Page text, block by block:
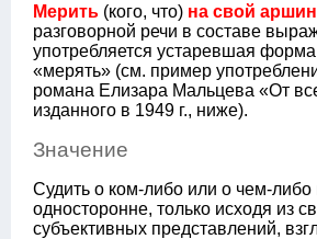
Мерить (кого, что) на свой
разговорной речи в составе
употребляется устаревшая форма
«мерять» (см. пример
романа Елизара Мальцева «От
изданного в 1949 г., ниже).
Значение
Судить о ком-либо или о чем-либо
односторонне, только исходя из
субъективных представлений,